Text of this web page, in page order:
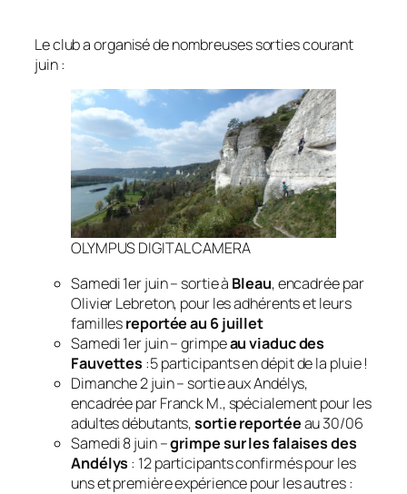
Le club a organisé de nombreuses sorties courant
juin :
OLYMPUS DIGITAL CAMERA
Samedi 1er juin – sortie à Bleau, encadrée par
Olivier Lebreton, pour les adhérents et leurs
famillesreportée au 6 juillet
Samedi 1er juin – grimpeau viaduc des
Fauvettes :5 participants en dépit de la pluie !
Dimanche 2 juin – sortie aux Andélys,
encadrée par Franck M., spécialement pour les
adultes débutants,sortie reportéeau 30/06
Samedi 8 juin –grimpe sur les falaises des
Andélys : 12 participants confirmés pour les
uns et première expérience pour les autres :